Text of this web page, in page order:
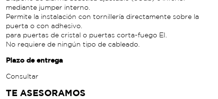
mediante jumper interno.
Permite la instalación con tornillería directamente sobre la
puerta o con adhesivo.
para puertas de cristal o puertas corta-fuego EI.
No requiere de ningún tipo de cableado.
Plazo de entrega
Consultar
TE ASESORAMOS